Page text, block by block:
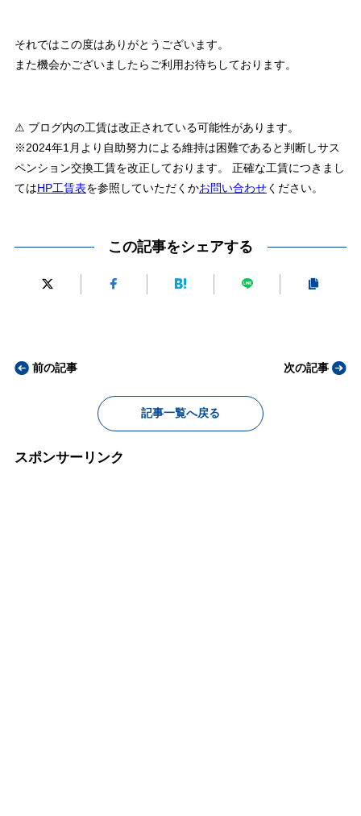
それではこの度はありがとうございます。
また機会かございましたらご利用お待ちしております。
⚠ ブログ内の工賃は改正されている可能性があります。
※2024年1月より自助努力による維持は困難であると判断しサス
ペンション交換工賃を改正しております。 正確な工賃につきまし
てはHP工賃表を参照していただくかお問い合わせください。
この記事をシェアする
前の記事
記事一覧へ戻る
次の記事
スポンサーリンク